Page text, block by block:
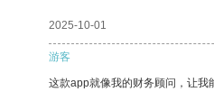
2025-10-01
游客
这款app就像我的财务顾问，让我